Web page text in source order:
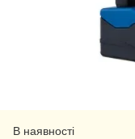
В наявності